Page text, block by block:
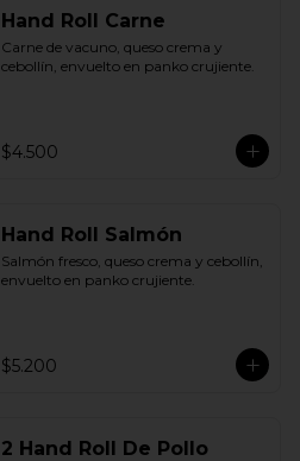
Hand Roll Carne
Carne de vacuno, queso crema y
cebollín, envuelto en panko crujiente.
$4.500
Hand Roll Salmón
Salmón fresco, queso crema y cebollín,
envuelto en panko crujiente.
$5.200
2 Hand Roll De Pollo